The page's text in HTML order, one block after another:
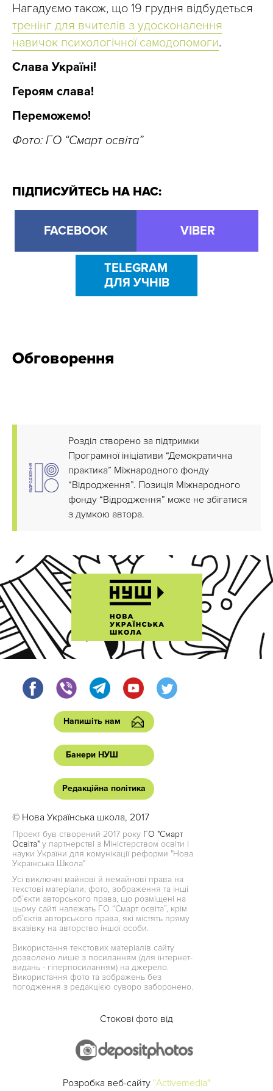
Нагадуємо також, що 19 грудня відбудеться
тренінг для вчителів з удосконалення
навичок психологічної самодопомоги.
Слава Україні!
Героям слава!
Переможемо!
Фото: ГО “Смарт освіта”
ПІДПИСУЙТЕСЬ НА НАС:
FACEBOOK VIBER
TELEGRAM
ДЛЯ УЧНІВ
Обговорення
Розділ створено за підтримки
Програмної ініціативи “Демократична
практика” Міжнародного фонду
“Відродження”. Позиція Міжнародного
фонду “Відродження” може не збігатися
з думкою автора.
Напишіть нам
Банери НУШ
Редакційна політика
© Нова Українська школа, 2017
Проект був створений 2017 року ГО "Смарт
Освіта" у партнерстві з Міністерством освіти і
науки України для комунікації реформи "Нова
Українська Школа"
Усі виключні майнові й немайнові права на
текстові матеріали, фото, зображення та інші
об’єкти авторського права, що розміщені на
цьому сайті належать ГО “Смарт освіта”, крім
об’єктів авторського права, які містять пряму
вказівку на авторство іншої особи.
Використання текстових матеріалів сайту
дозволено лише з посиланням (для інтернет-
видань - гіперпосиланням) на джерело.
Використання фото та зображень без
погодження з редакцією суворо заборонено.
Стокові фото від
Розробка веб-сайту "Activemedia"